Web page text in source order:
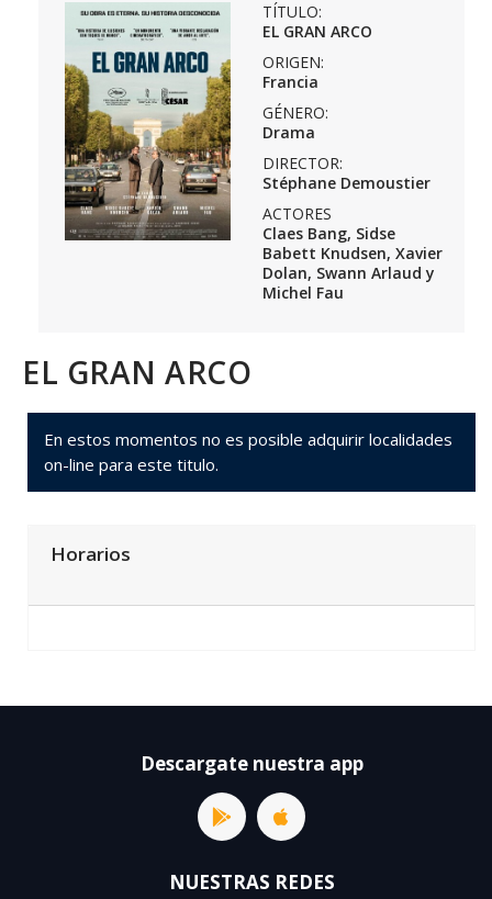
TÍTULO:
EL GRAN ARCO
ORIGEN:
Francia
GÉNERO:
Drama
DIRECTOR:
Stéphane Demoustier
ACTORES
Claes Bang, Sidse
Babett Knudsen, Xavier
Dolan, Swann Arlaud y
Michel Fau
EL GRAN ARCO
En estos momentos no es posible adquirir localidades
on-line para este titulo.
Horarios
Descargate nuestra app
NUESTRAS REDES